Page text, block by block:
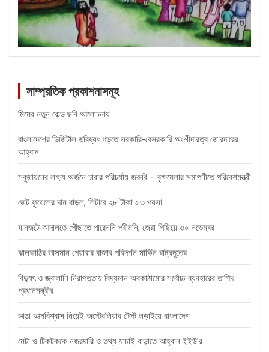
সাম্প্রতিক প্রকাশনাসমূহ
মিমের নতুন বোল্ড ছবি আলোচনায়
বাংলাদেশের ডিজিটাল ভবিষ্যৎ গড়তে সরকারি-বেসরকারি অংশীদারত্ব জোরদারের
আহ্বান
সবুজায়নের লক্ষ্য অর্জনে চারার পরিচর্যায় জরুরি – বৃক্ষমেলার সমাপনীতে পরিবেশমন্ত্রী
জেট ফুয়েলের দাম বাড়ল, লিটারে ২৮ টাকা ৫৩ পয়সা
যানজটে আদালতে পৌঁছাতে পারেননি পরীমনি, জেরা পিছিয়ে ৩০ নভেম্বর
ঝালকাঠির ভাসমান পেয়ারার বাজার পরিদর্শন মার্কিন রাষ্ট্রদূতের
বিদ্যুৎ ও জ্বালানি নিরাপত্তায় বিদ্যমান অবকাঠামোর সর্বোচ্চ ব্যবহারের তাগিদ
প্রধানমন্ত্রীর
ভাঙা আত্মবিশ্বাস নিয়েই অস্ট্রেলিয়ার টেস্ট লড়াইয়ে বাংলাদেশ
মেটা ও টিকটককে নজরদারি ও তথ্য যাচাই বাড়াতে আহ্বান ইইউ’র